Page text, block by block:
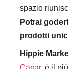
spazio
Potrai
prodotti
Hippie